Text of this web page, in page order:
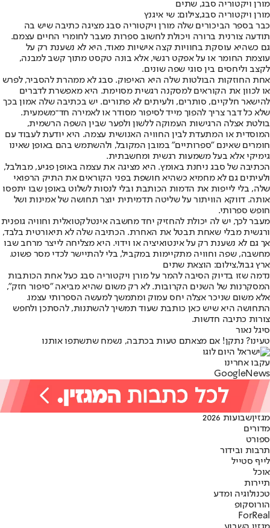
מורן ויקטוריה סבג, שתים
מורן ויקטוריה סבג,צילום: שי איגנץ
כבר בספר הביכורים שלה מורן ויקטוריה סבג מציגה כתיבה שיש בה
תודעה צורנית ברורה ויכולת לחשוב ספרות מעבר לחומרי החיים עצמם.
גם כשהיא עוסקת בחוויות קצה אישיות מאוד, היא לא נשענת רק על
עוצמת החומר או על אפקט רגשי, אלא בונה טקסט מתוך קשב למבנה,
לקצב וליחסים בין סוגי שפה שונים.
אחת החוזקות הבולטות שלה היא האיפוק. סבג לא ממהרת להסביר, לפרש
או לכוון את הקוראים למסקנה רגשית מסוימת. היא מאפשרת לדברים
להישאר חלקיים, סותרים, ולעיתים לא פתורים. יש בכתיבה שלה אמון בכך
שלא כל דבר צריך להפוך מייד לסיפור מסודר או לאמירה חד־משמעית.
בולטת אצלה הרגישות העמוקה ללשון ולפער שבין השפה הרשמית,
המוסדית או המתעדת לבין החוויה האנושית עצמה. היא יודעת לעבוד עם
חומרים שאינם "ספרותיים" במובן המקובל, ולהשתמש בהם באופן שאינו
גימיקי אלא בעל משמעות רגשית ומחשבתית.
הכתיבה של סבג ניחנת באומץ. היא מציגה את עצמה באופן פגיע, מבולבל,
ולעיתים גם לא מחמיא כשהיא חושפת בפני הקוראים את התיק הרפואי
שלה, בלי לייפות את הדמות הכותבת ובלי לנסות לשלוט באופן שבו יתפסו
אותה. דווקא הוויתור על שליטה תדמיתית יוצר תחושה של אמינות ושל
חופש ספרותי.
מעבר לכך, יש לה יכולת להחזיק יחד מחשבה אינטלקטואלית וחוויה גופנית
ורגשית מבלי שאחת תבטל את האחרת. הכתיבה שלה לא תיאורטית בלבד,
אך גם לא נשענת רק על אינטואיציה או וידוי. היא מצליחה לייצר מרחב שבו
מחשבה, שפה וחוויה מתקיימות במקביל, בלי להתיישר לכדי מסר פשוט.
ארץ גבול,צילום: הוצאת שתים
נדמה שזו בדיוק הסיבה להמר על מורן ויקטוריה סבג כעל אחת הכותבות
המסקרנות של השנים הקרובות. לא רק משום שהיא מביאה "סיפור חזק",
אלא משום שניכר אצלה יחס עמוק ומתמשך למעשה הספרותי עצמו.
התחושה היא שיש כאן כותבת שעוד תמשיך להשתנות, להסתכן ולחפש
צורות כתיבה חדשות.
סיגל נאור
טעינו? נתקן! אם מצאתם טעות בכתבה, נשמח שתשתפו אותנו
עקבו אחרינו
Googl eNews
מגזיןשבועות 2026
מדורים
ספורט
תרבות ובידור
לייף סטייל
אוכל
תיירות
טכנולוגיה ומדע
הורוסקופ
ForReal